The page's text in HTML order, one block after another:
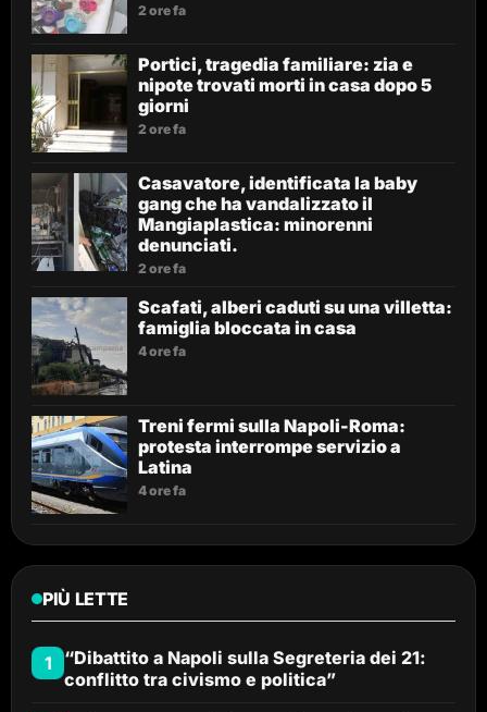
2 ore fa
Portici, tragedia familiare: zia e
nipote trovati morti in casa dopo 5
giorni
2 ore fa
Casavatore, identificata la baby
gang che ha vandalizzato il
Mangiaplastica: minorenni
denunciati.
2 ore fa
Scafati, alberi caduti su una villetta:
famiglia bloccata in casa
4 ore fa
Treni fermi sulla Napoli-Roma:
protesta interrompe servizio a
Latina
4 ore fa
PIÙ LETTE
1
“Dibattito a Napoli sulla Segreteria dei 21:
conflitto tra civismo e politica”